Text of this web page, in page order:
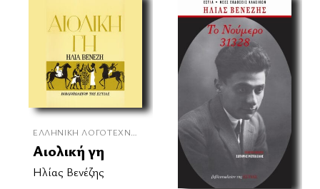
ΕΛΛΗΝΙΚΉ ΛΟΓΟΤΕΧΝΊΑ
Αιολική γη
Ηλίας Βενέζης